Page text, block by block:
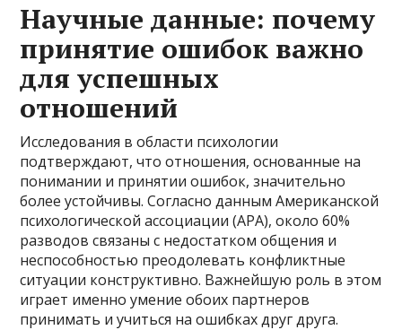
Научные данные: почему
принятие ошибок важно
для успешных
отношений
Исследования в области психологии
подтверждают, что отношения, основанные на
понимании и принятии ошибок, значительно
более устойчивы. Согласно данным Американской
психологической ассоциации (APA), около 60%
разводов связаны с недостатком общения и
неспособностью преодолевать конфликтные
ситуации конструктивно. Важнейшую роль в этом
играет именно умение обоих партнеров
принимать и учиться на ошибках друг друга.